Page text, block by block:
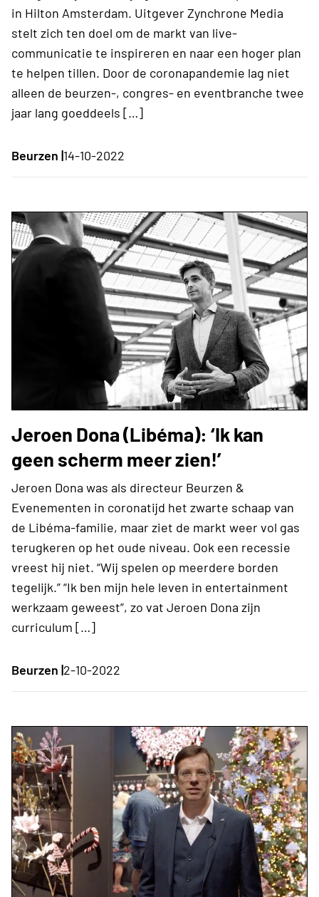
in Hilton Amsterdam. Uitgever Zynchrone Media
stelt zich ten doel om de markt van live-
communicatie te inspireren en naar een hoger plan
te helpen tillen. Door de coronapandemie lag niet
alleen de beurzen-, congres- en eventbranche twee
jaar lang goeddeels […]
Beurzen |14-10-2022
Jeroen Dona (Libéma): ‘Ik kan
geen scherm meer zien!’
Jeroen Dona was als directeur Beurzen &
Evenementen in coronatijd het zwarte schaap van
de Libéma-familie, maar ziet de markt weer vol gas
terugkeren op het oude niveau. Ook een recessie
vreest hij niet. “Wij spelen op meerdere borden
tegelijk.” “Ik ben mijn hele leven in entertainment
werkzaam geweest”, zo vat Jeroen Dona zijn
curriculum […]
Beurzen |2-10-2022